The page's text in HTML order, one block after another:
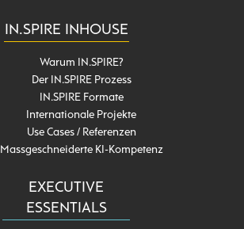
IN.SPIRE INHOUSE
Warum IN.SPIRE?
Der IN.SPIRE Prozess
IN.SPIRE Formate
Internationale Projekte
Use Cases / Referenzen
Massgeschneiderte KI-Kompetenz
EXECUTIVE
ESSENTIALS